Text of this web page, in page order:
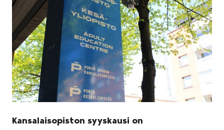
Kansalaisopiston syyskausi on